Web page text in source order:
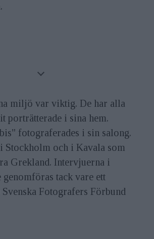
miljö var viktig. De har alla
porträtterade i sina hem.
fotograferades i sin salong.
Stockholm och i Kavala som
Grekland. Intervjuerna i
genomföras tack vare ett
Fotografers Förbund